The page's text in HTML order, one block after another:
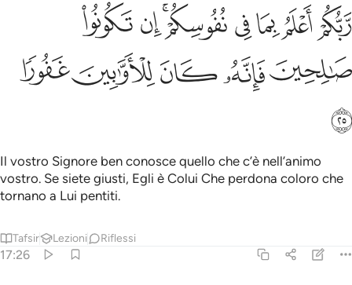
ربكم اعلم بما في نفوسكم ان تكونوا صالحين فانه كان للاوابين غفورا ٢٥
رَّبُّكُمْ أَعْلَمُ بِمَا فِى نُفُوسِكُمْ ۚ إِن تَكُونُوا۟ صَـٰلِحِينَ فَإِنَّهُۥ كَانَ لِلْأَوَّٰبِينَ
ﲯﲰﲱﲲﲳﲴﲵﲶ
ﲷﲸﲹﲺﲻ
ﲼ
Il vostro Signore ben conosce quello che c’è nell’animo
vostro. Se siete giusti, Egli è Colui Che perdona coloro che
tornano a Lui pentiti.
Tafsir Lezioni Riflessi
17:26